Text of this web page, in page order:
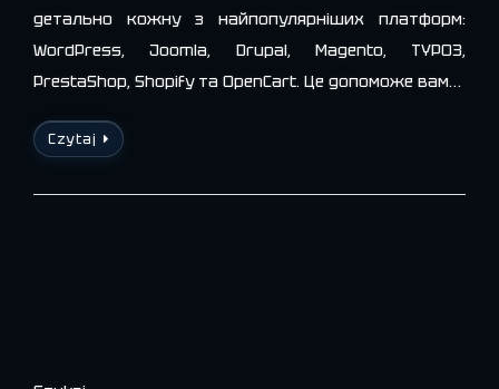
детально кожну з найпопулярніших платформ:
WordPress, Joomla, Drupal, Magento, TYPO3,
PrestaShop, Shopify та OpenCart. Це допоможе вам…
Czytaj